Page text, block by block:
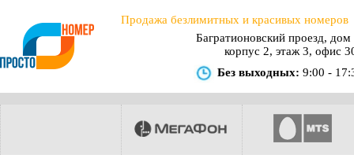
Продажа безлимитных и красивых номеров
Багратионовский проезд, дом
корпус 2, этаж 3, офис
Без выходных: 9:00 -